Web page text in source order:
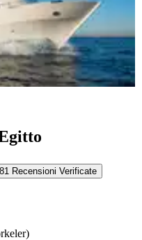
Recensioni Verificate